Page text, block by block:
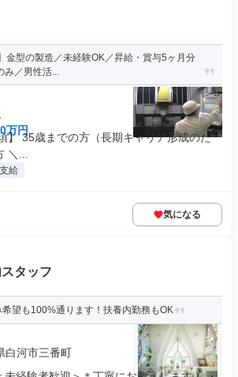
金型の製造／未経験OK／昇給・賞与5ヶ月分
み／男性活...
万円
】 35歳までの方（長期キャリア形成のた
＼...
給
気になる
タッフ
望も100%通ります！扶養内勤務もOK
白河市三番町